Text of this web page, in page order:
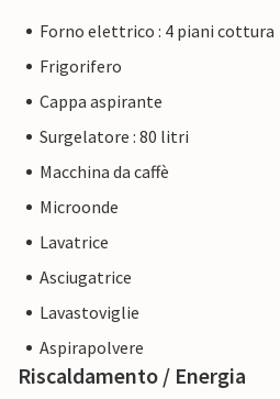
Forno elettrico : 4 piani cottura
Frigorifero
Cappa aspirante
Surgelatore : 80 litri
Macchina da caffè
Microonde
Lavatrice
Asciugatrice
Lavastoviglie
Aspirapolvere
Riscaldamento / Energia